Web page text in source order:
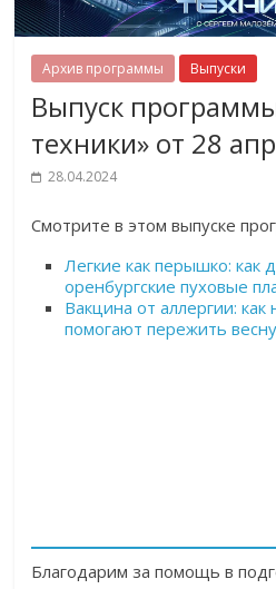
Архив программы Выпуски
Выпуск
техники» от 28
28.04.2024
Cмотрите в этом выпуске
Легкие как перышко: как
оренбургские пуховые
Вакцина от аллергии:
помогают пережить весну
Благодарим за помощь в